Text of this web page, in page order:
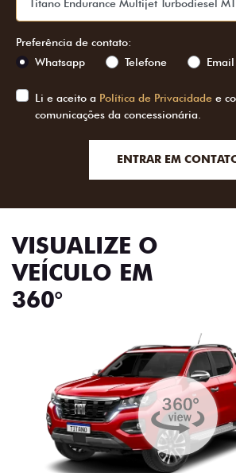
Preferência de contato:
Whatsapp
Telefone Email
Li e aceito a Política de Privacidade e
comunicações da concessionária.
ENTRAR EM
VISUALIZE O
VEÍCULO EM
360°